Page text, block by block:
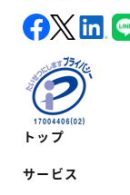
トップ
サービス